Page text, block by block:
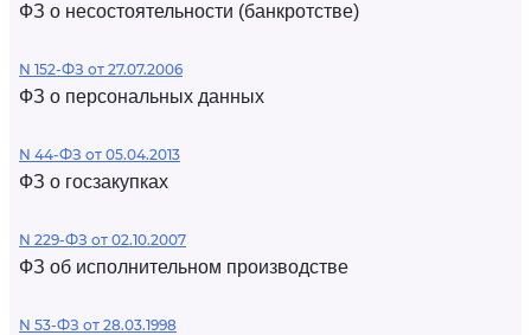
ФЗ о несостоятельности (банкротстве)
N 152-ФЗ от 27.07.2006
ФЗ о персональных данных
N 44-ФЗ от 05.04.2013
ФЗ о госзакупках
N 229-ФЗ от 02.10.2007
ФЗ об исполнительном производстве
N 53-ФЗ от 28.03.1998